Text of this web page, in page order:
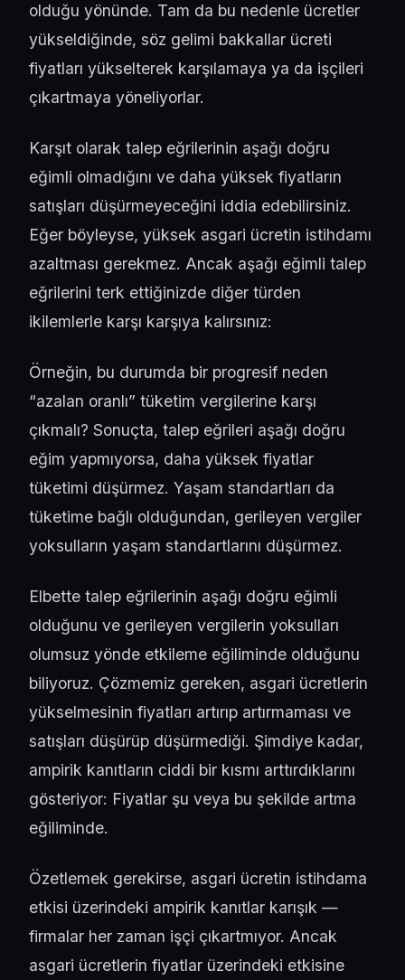
olduğu yönünde. Tam da bu nedenle ücretler
yükseldiğinde, söz gelimi bakkallar ücreti
fiyatları yükselterek karşılamaya ya da işçileri
çıkartmaya yöneliyorlar.
Karşıt olarak talep eğrilerinin aşağı doğru
eğimli olmadığını ve daha yüksek fiyatların
satışları düşürmeyeceğini iddia edebilirsiniz.
Eğer böyleyse, yüksek asgari ücretin istihdamı
azaltması gerekmez. Ancak aşağı eğimli talep
eğrilerini terk ettiğinizde diğer türden
ikilemlerle karşı karşıya kalırsınız:
Örneğin, bu durumda bir progresif neden
“azalan oranlı” tüketim vergilerine karşı
çıkmalı? Sonuçta, talep eğrileri aşağı doğru
eğim yapmıyorsa, daha yüksek fiyatlar
tüketimi düşürmez. Yaşam standartları da
tüketime bağlı olduğundan, gerileyen vergiler
yoksulların yaşam standartlarını düşürmez.
Elbette talep eğrilerinin aşağı doğru eğimli
olduğunu ve gerileyen vergilerin yoksulları
olumsuz yönde etkileme eğiliminde olduğunu
biliyoruz. Çözmemiz gereken, asgari ücretlerin
yükselmesinin fiyatları artırıp artırmaması ve
satışları düşürüp düşürmediği. Şimdiye kadar,
ampirik kanıtların ciddi bir kısmı arttırdıklarını
gösteriyor: Fiyatlar şu veya bu şekilde artma
eğiliminde.
Özetlemek gerekirse, asgari ücretin istihdama
etkisi üzerindeki ampirik kanıtlar karışık —
firmalar her zaman işçi çıkartmıyor. Ancak
asgari ücretlerin fiyatlar üzerindeki etkisine